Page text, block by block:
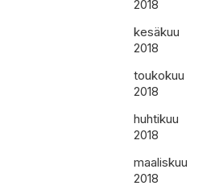
2018
kesäkuu
2018
toukokuu
2018
huhtikuu
2018
maaliskuu
2018